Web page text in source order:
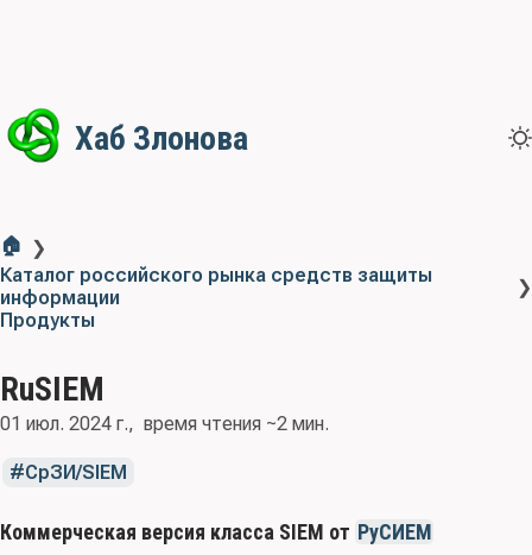
Хаб Злонова
🏠 ❯
Каталог российского рынка средств защиты
информации
❯
Продукты
RuSIEM
01 июл. 2024 г. время чтения ~2 мин.
СрЗИ/SIEM
Коммерческая версия класса SIEM от РуСИЕМ